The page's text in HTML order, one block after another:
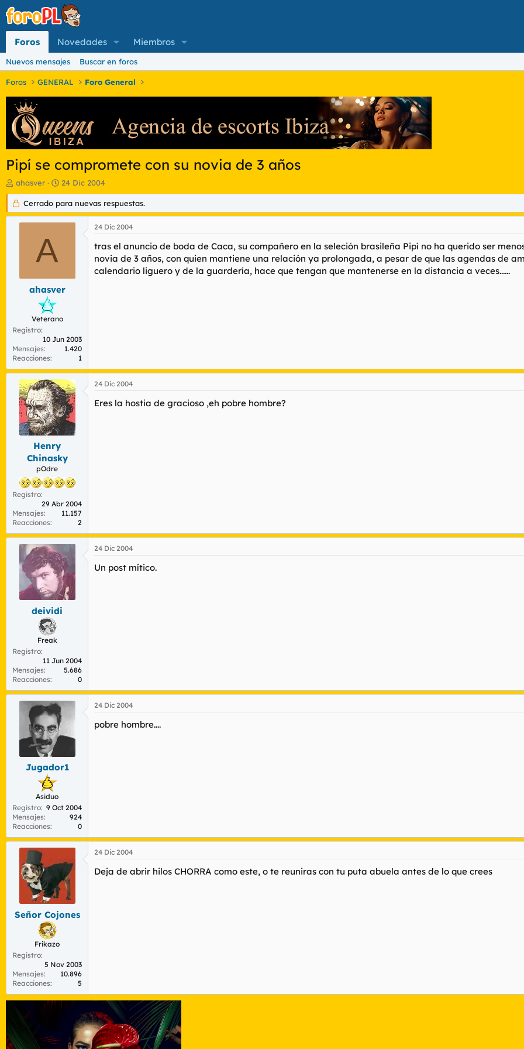
Foros Novedades Miembros
Nuevos mensajes Buscar en foros
Foros GENERAL Foro General
Pipí se compromete con su novia de 3 años
I
n
i
c
d
m
ahasver
F
e
c
h
a
i
c
24 Dic 2004
Cerrado para nuevas respuestas.
A
ahasver
Veterano
Registro
10 Jun 2003
Mensajes
1.420
Reacciones
1
24 Dic 2004
tras el anuncio de boda de Caca, su compañero en la seleción brasileña Pipí no ha querido ser
novia de 3 años, con quien mantiene una relación ya prolongada, a pesar de que las agendas de
calendario liguero y de la guardería, hace que tengan que mantenerse en la distancia a veces......
Henry
Chinasky
pOdre
Registro
29 Abr 2004
Mensajes
11.157
Reacciones
2
24 Dic 2004
Eres la hostia de gracioso ,eh pobre hombre?
deividi
Freak
Registro
11 Jun 2004
Mensajes
5.686
Reacciones
0
24 Dic 2004
Un post mítico.
Jugador1
Asiduo
Registro 9 Oct 2004
Mensajes
924
Reacciones
0
24 Dic 2004
pobre hombre....
Señor Cojones
Frikazo
Registro
5 Nov 2003
Mensajes
10.896
Reacciones
5
24 Dic 2004
Deja de abrir hilos CHORRA como este, o te reuniras con tu puta abuela antes de lo que crees